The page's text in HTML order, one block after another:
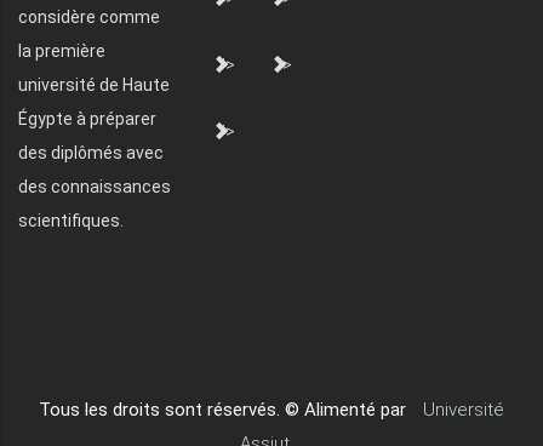
considère comme
la première
université de Haute
Égypte à préparer
des diplômés avec
des connaissances
scientifiques.
"> ">
">
Tous les droits sont réservés. © Alimenté par
Université